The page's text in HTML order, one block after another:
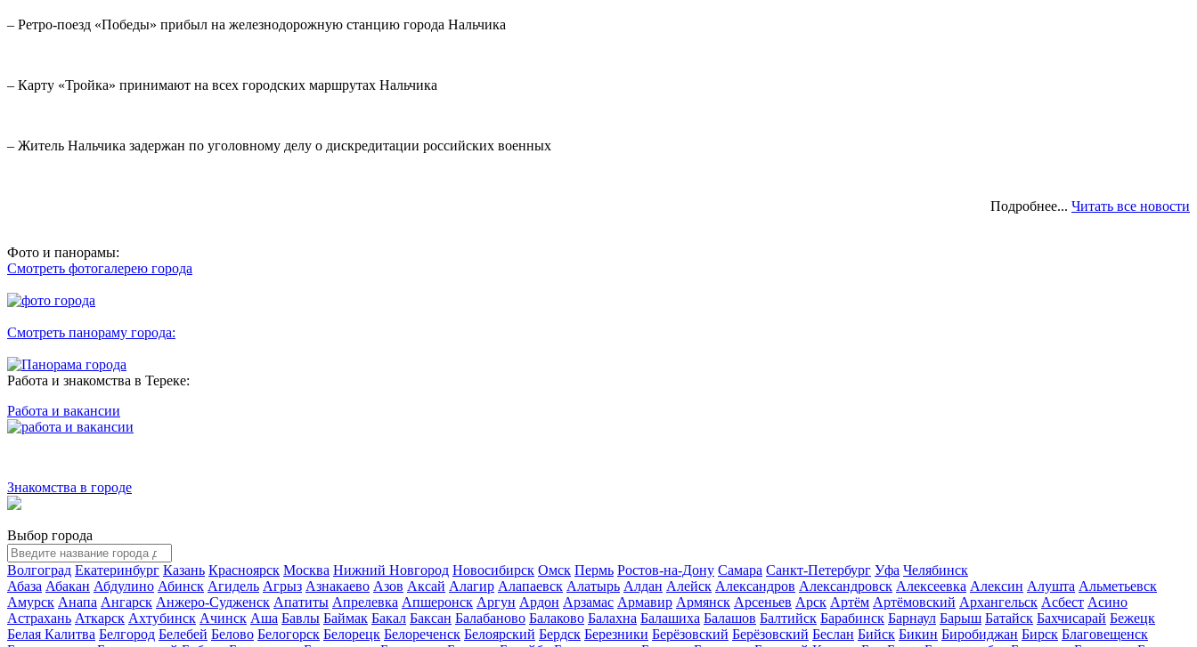
– Ретро-поезд «Победы» прибыл на железнодорожную станцию города Нальчика
– Карту «Тройка» принимают на всех городских маршрутах Нальчика
– Житель Нальчика задержан по уголовному делу о дискредитации российских военных
Подробнее... Читать все новости
Фото и панорамы:
Смотреть фотогалерею города
Смотреть панораму города:
Работа и знакомства в Тереке:
Работа и вакансии
Знакомства в городе
Выбор города
Волгоград Екатеринбург Казань Красноярск Москва Нижний Новгород Новосибирск Омск Пермь Ростов-на-Дону Самара Санкт-Петербург Уфа Челябинск
Абаза Абакан Абдулино Абинск Агидель Агрыз Азнакаево Азов Аксай Алагир Алапаевск Алатырь Алдан Алейск Александров Александровск Алексеевка Алексин Алушта Альметьевск
Амурск Анапа Ангарск Анжеро-Судженск Апатиты Апрелевка Апшеронск Аргун Ардон Арзамас Армавир Армянск Арсеньев Арск Артём Артёмовский Архангельск Асбест Асино
Астрахань Аткарск Ахтубинск Ачинск Аша Бавлы Баймак Бакал Баксан Балабаново Балаково Балахна Балашиха Балашов Балтийск Барабинск Барнаул Барыш Батайск Бахчисарай Бежецк
Белая Калитва Белгород Белебей Белово Белогорск Белорецк Белореченск Белоярский Бердск Березники Берёзовский Берёзовский Беслан Бийск Бикин Биробиджан Бирск Благовещенск